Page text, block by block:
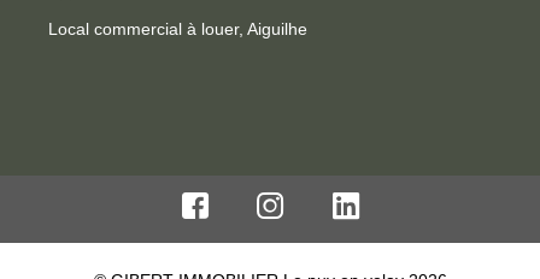
Local commercial à louer, Aiguilhe